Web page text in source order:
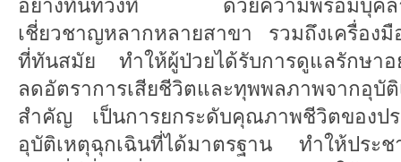
อย่างทันท่วงที ด้วยความพร้อมบุคลา
เชี่ยวชาญหลากหลายสาขา รวมถึงเครื่อง
ที่ทันสมัย ทำให้ผู้ป่วยได้รับการดูแลรักษาอ
ลดอัตราการเสียชีวิตและทุพพลภาพจาก
สำคัญ เป็นการยกระดับคุณภาพชีวิตของป
อุบัติเหตุฉุกเฉินที่ได้มาตรฐาน ทำให้ประช